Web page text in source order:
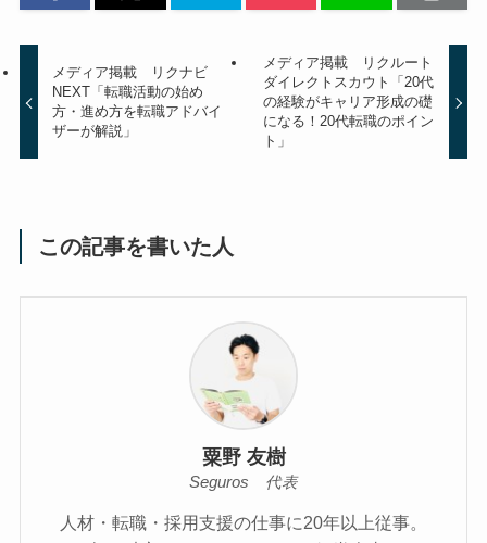
メディア掲載 リクナビ
NEXT「転職活動の始め
方・進め方を転職アドバイ
ザーが解説」
メディア掲載 リクルート
ダイレクトスカウト「20代
の経験がキャリア形成の礎
になる！20代転職のポイン
ト」
この記事を書いた人
粟野 友樹
Seguros 代表
人材・転職・採用支援の仕事に20年以上従事。